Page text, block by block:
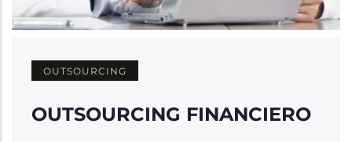
OUTSOURCING
OUTSOURCING FINANCIERO